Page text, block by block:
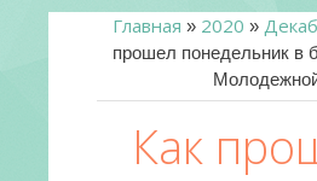
Главная » 2020 »
прошел понедельник в
Как